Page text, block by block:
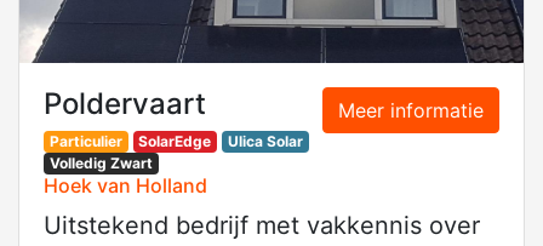
Meer informatie
Poldervaart
Particulier SolarEdge
Ulica Solar
Volledig Zwart
Hoek van Holland
Uitstekend bedrijf met vakkennis over